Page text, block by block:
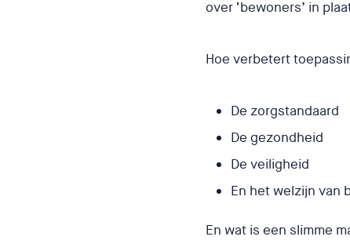
over ‘bewoners’ in
Hoe verbetert
De zorgstandaard
De gezondheid
De veiligheid
En het welzijn van
En wat is een slimme